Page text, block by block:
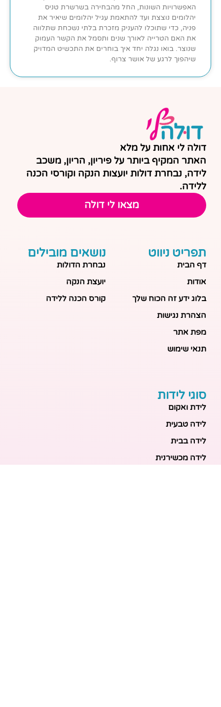
האפשרויות השונות, החל מהבחירה בשרשרת טניס
יהלומים נוצצת ועד להתאמת עגיל יהלומים שיאיר את
פניה, כדי שתוכלו להעניק מזכרת בלתי נשכחת שתלווה
את האם הטרייה לאורך שנים ותסמל את הקשר העמוק
שנוצר. בואו נגלה יחד איך בוחרים את התכשיט המדויק
שיהפוך לרגע של אושר צרוף.
דולה לי אחות על מלא
האתר המקיף ביותר על פיריון, הריון, משכב
לידה, נבחרת דולות יועצות הנקה וקורסי הכנה
ללידה.
מצאו לי דולה
תפריט ניווט
דף הבית
אודות
בלוג ידע זה הכוח שלך
הצהרת נגישות
מפת אתר
תנאי שימוש
נושאים מובילים
נבחרת הדולות
יועצת הנקה
קורס הכנה ללידה
סוגי לידות
לידת ואקום
לידה טבעית
לידה בבית
לידה מכשירנית